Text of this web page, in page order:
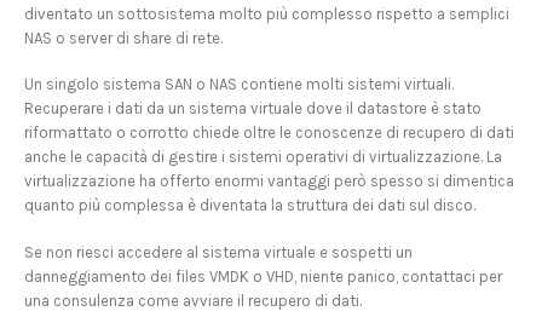
diventato un sottosistema molto più complesso rispetto a semplici
NAS o server di share di rete.
Un singolo sistema SAN o NAS contiene molti sistemi virtuali.
Recuperare i dati da un sistema virtuale dove il datastore è stato
riformattato o corrotto chiede oltre le conoscenze di recupero di dati
anche le capacità di gestire i sistemi operativi di virtualizzazione. La
virtualizzazione ha offerto enormi vantaggi però spesso si dimentica
quanto più complessa è diventata la struttura dei dati sul disco.
Se non riesci accedere al sistema virtuale e sospetti un
danneggiamento dei files VMDK o VHD, niente panico, contattaci per
una consulenza come avviare il recupero di dati.